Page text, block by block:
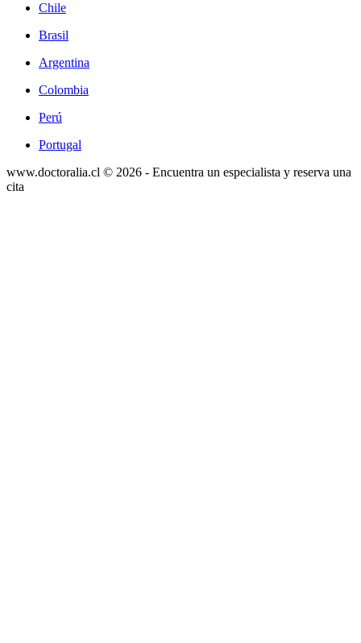
Chile
Brasil
Argentina
Colombia
Perú
Portugal
www.doctoralia.cl © 2026 - Encuentra un especialista y reserva una
cita